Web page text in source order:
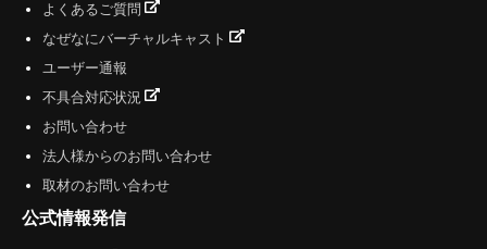
よくあるご質問
なぜなにバーチャルキャスト
ユーザー通報
不具合対応状況
お問い合わせ
法人様からのお問い合わせ
取材のお問い合わせ
公式情報発信